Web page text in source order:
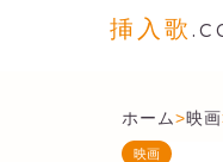
挿入歌
ホーム>映画
映画